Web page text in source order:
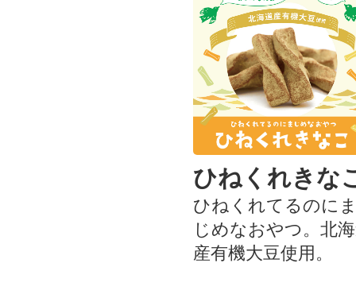
ひねくれきな
ひねくれてるのに
じめなおやつ。北
産有機大豆使用。